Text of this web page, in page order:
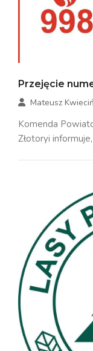
Przejęcie
Mateusz
Komenda
Złotoryi